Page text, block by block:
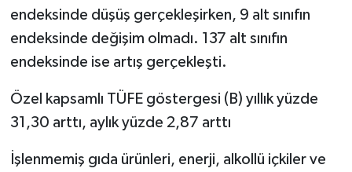
endeksinde düşüş gerçekleşirken, 9 alt sınıfın
endeksinde değişim olmadı. 137 alt sınıfın
endeksinde ise artış gerçekleşti.
Özel kapsamlı TÜFE göstergesi (B) yıllık yüzde
31,30 arttı, aylık yüzde 2,87 arttı
İşlenmemiş gıda ürünleri, enerji, alkollü içkiler ve